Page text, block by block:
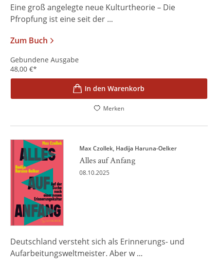
Eine groß angelegte neue Kulturtheorie – Die
Pfropfung ist eine seit der ...
Zum Buch
Gebundene Ausgabe
48,00 €*
In den Warenkorb
Merken
Max Czollek Hadija Haruna-Oelker
Alles auf Anfang
08.10.2025
Deutschland versteht sich als Erinnerungs- und
Aufarbeitungsweltmeister. Aber w ...